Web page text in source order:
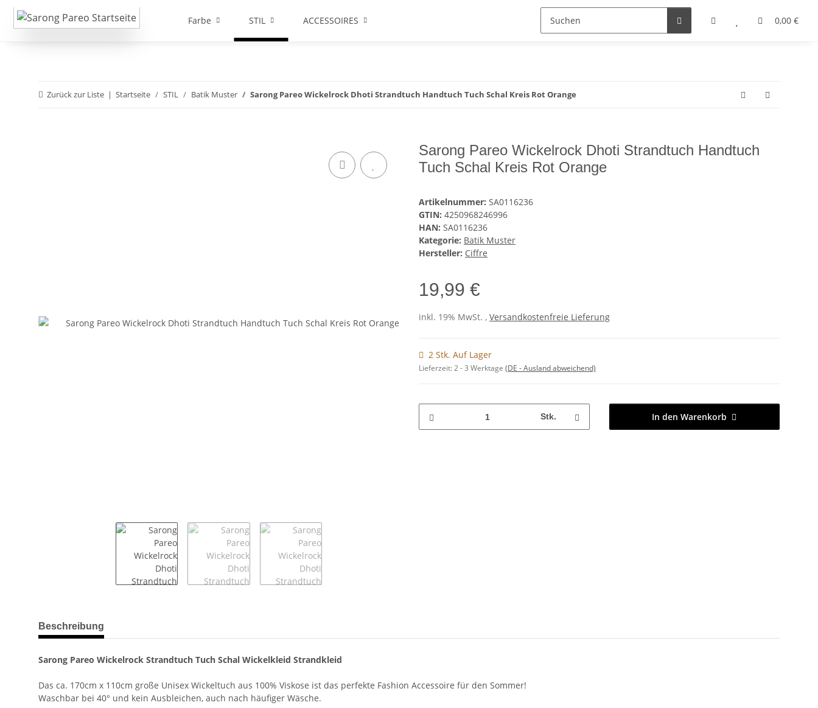
0,00 €
Farbe STIL ACCESSOIRES
Zurück zur Liste Startseite STIL Batik Muster Sarong Pareo Wickelrock Dhoti Strandtuch Handtuch Tuch Schal Kreis Rot Orange
Sarong Pareo Wickelrock Dhoti Strandtuch Handtuch
Tuch Schal Kreis Rot Orange
Artikelnummer: SA0116236
GTIN: 4250968246996
HAN: SA0116236
Kategorie: Batik Muster
Hersteller: Ciffre
19,99 €
inkl. 19% MwSt. , Versandkostenfreie Lieferung
2 Stk. Auf Lager
Lieferzeit:2 - 3 Werktage (DE - Ausland abweichend)
Stk. In den Warenkorb
weitere Registerkarten anzeigen
Beschreibung
Sarong Pareo Wickelrock Strandtuch Tuch Schal Wickelkleid Strandkleid
Das ca. 170cm x 110cm große Unisex Wickeltuch aus 100% Viskose ist das perfekte Fashion Accessoire für den Sommer!
Waschbar bei 40° und kein Ausbleichen, auch nach häufiger Wäsche.